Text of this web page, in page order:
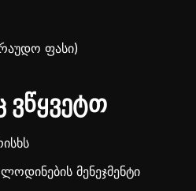
ფასი)
მენეჯმენტი